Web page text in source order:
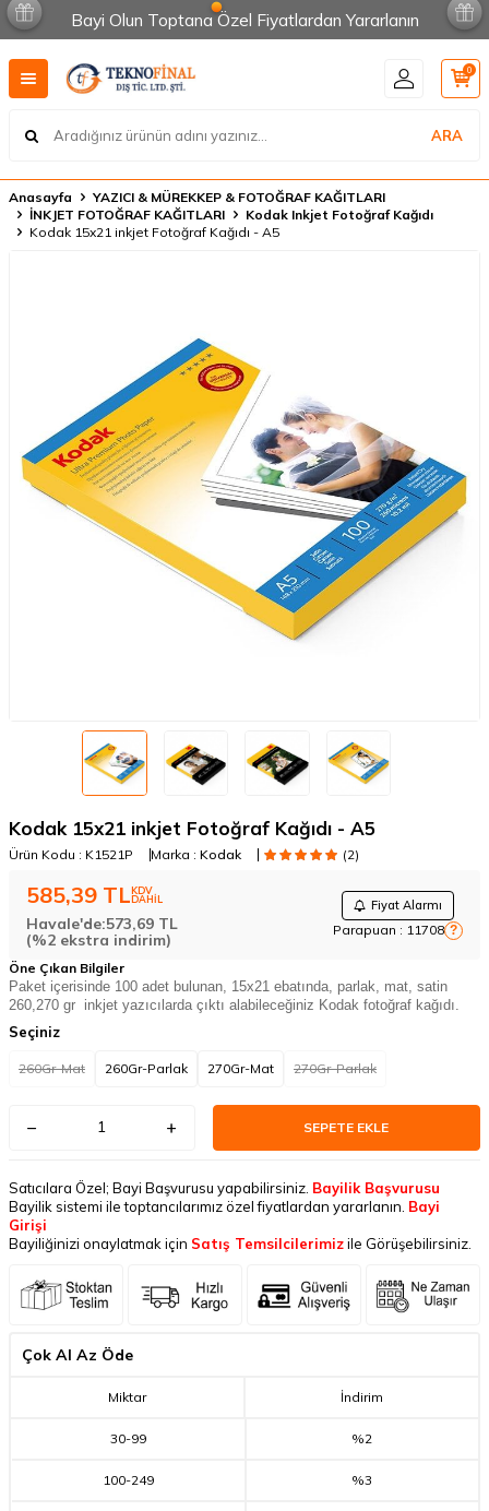
Bayi Olun Toptana Özel Fiyatlardan Yararlanın
ARA
0
Anasayfa
YAZICI & MÜREKKEP & FOTOĞRAF KAĞITLARI
İNKJET FOTOĞRAF KAĞITLARI
Kodak Inkjet Fotoğraf Kağıdı
Kodak 15x21 inkjet Fotoğraf Kağıdı - A5
Kodak 15x21 inkjet Fotoğraf Kağıdı - A5
Ürün Kodu : K1521P Marka : Kodak (2)
585,39 TLKDV
DAHİL Fiyat Alarmı
Parapuan : 11708 ?
Havale'de:573,69 TL
(%2 ekstra indirim)
Öne Çıkan Bilgiler
Paket içerisinde 100 adet bulunan, 15x21 ebatında, parlak, mat, satin
260,270 gr inkjet yazıcılarda çıktı alabileceğiniz Kodak fotoğraf kağıdı.
Seçiniz
260Gr-Mat 260Gr-Parlak 270Gr-Mat 270Gr-Parlak
SEPETE EKLE
Satıcılara Özel; Bayi Başvurusu yapabilirsiniz. Bayilik Başvurusu
Bayilik sistemi ile toptancılarımız özel fiyatlardan yararlanın. Bayi
Girişi
Bayiliğinizi onaylatmak için Satış Temsilcilerimizile Görüşebilirsiniz.
Çok Al Az Öde
Miktar İndirim
30-99 %2
100-249 %3